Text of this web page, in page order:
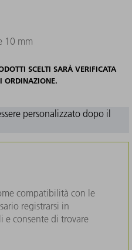
10 mm
SCELTI SARÀ VERIFICATA
ORDINAZIONE.
personalizzato dopo il
compatibilità con le
registrarsi in
e consente di trovare